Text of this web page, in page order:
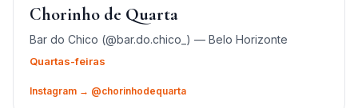
Chorinho de Quarta
Bar do Chico (@bar.do.chico_) — Belo Horizonte
Quartas-feiras
Instagram → @chorinhodequarta